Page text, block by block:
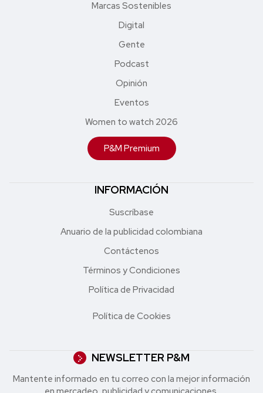
Marcas Sostenibles
Digital
Gente
Podcast
Opinión
Eventos
Women to watch 2026
P&M Premium
INFORMACIÓN
Suscríbase
Anuario de la publicidad colombiana
Contáctenos
Términos y Condiciones
Política de Privacidad
Política de Cookies
NEWSLETTER P&M
Mantente informado en tu correo con la mejor in formación